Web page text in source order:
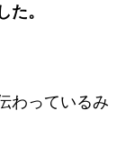
。
わっているみ